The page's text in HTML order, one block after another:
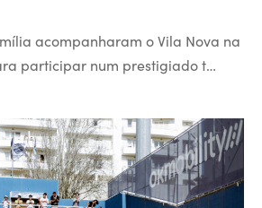
acompanharam o Vila Nova na
participar num prestigiado t…